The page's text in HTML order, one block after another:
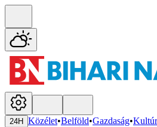
24H Közélet•Belföld•Gazdaság•